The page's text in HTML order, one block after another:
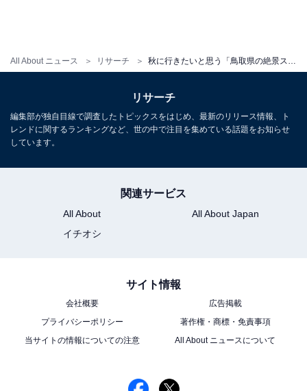
All About ニュース リサーチ
リサーチ
編集部が独自目線で調査したトピックスをはじめ、最新のリリース情報、ト
レンドに関するランキングなど、世の中で注目を集めている話題をお知らせ
しています。
関連サービス
All About
All About Japan
イチオシ
サイト情報
会社概要
広告掲載
プライバシーポリシー
著作権・商標・免責事項
当サイトの情報についての注意
All About ニュースについて